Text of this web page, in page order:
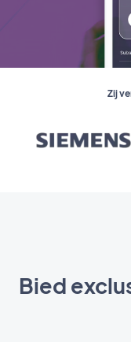
Zij
Bied